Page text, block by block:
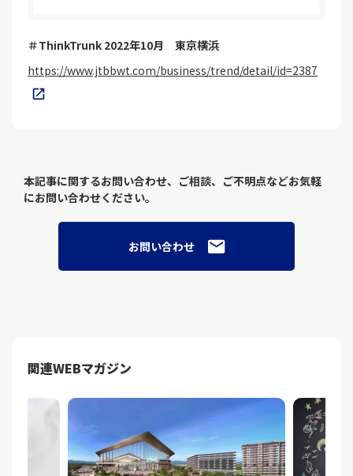
＃ThinkTrunk 2022年10月 東京横浜
https://www.jtbbwt.com/business/trend/detail/id=2387
本記事に関するお問い合わせ、ご相談、ご不明点などお気軽
にお問い合わせください。
お問い合わせ
関連WEBマガジン